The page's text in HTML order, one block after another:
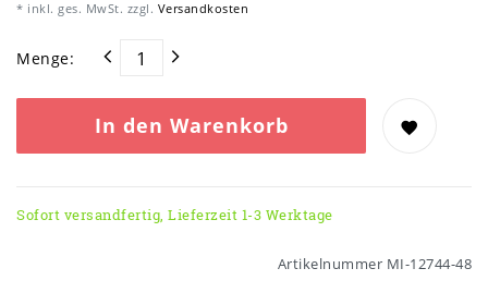
* inkl. ges. MwSt. zzgl. Versandkosten
Menge:
In den Warenkorb
Sofort versandfertig, Lieferzeit 1-3 Werktage
Artikelnummer MI-12744-48